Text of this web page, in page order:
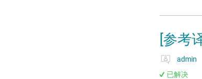
[参考
admin
已解决